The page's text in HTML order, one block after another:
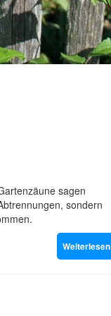
sagen
sondern
Weiterlesen